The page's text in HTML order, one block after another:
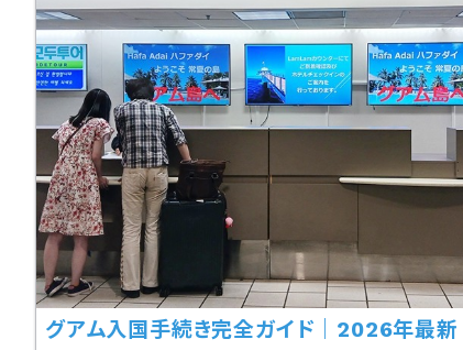
グアム入国手続き完全ガイド｜2026年最新